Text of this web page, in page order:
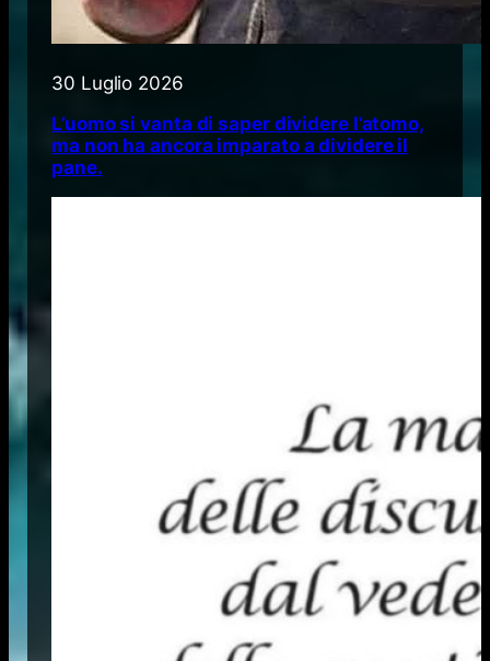
30 Luglio 2026
L’uomo si vanta di saper dividere l’atomo,
ma non ha ancora imparato a dividere il
pane.